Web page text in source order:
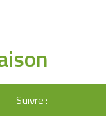
Suivre :